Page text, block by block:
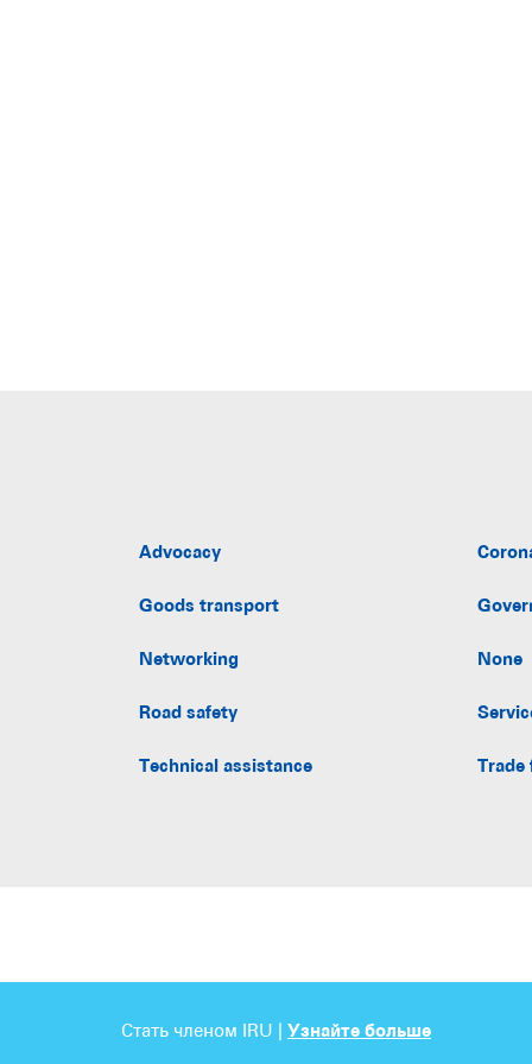
Advocacy
Goods transport
Networking None
Road safety
Technical assistance Trade
Стать членом IRU | Узнайте больше